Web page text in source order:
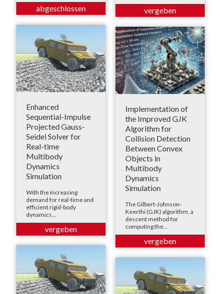
Enhanced
Sequential-Impulse
Projected Gauss-
Seidel Solver for
Real-time
Multibody
Dynamics
Simulation
With the increasing
demand for real-time and
efficient rigid-body
dynamics...
Implementation of
the Improved GJK
Algorithm for
Collision Detection
Between Convex
Objects in
Multibody
Dynamics
Simulation
The Gilbert-Johnson-
Keerthi (GJK) algorithm, a
descent method for
computing the...